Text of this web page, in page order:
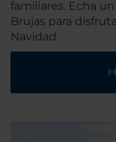
familiares. Echa
Brujas para
Navidad.